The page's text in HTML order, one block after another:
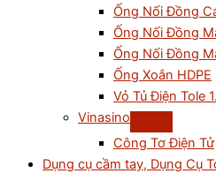
Ống Nối Đồng
Ống Nối Đồng
Ống Nối Đồng
Ống Xoắn HDPE
Vỏ Tủ Điện Tole
Vinasino
Công Tơ Điện Tử
Dụng cụ cầm tay, Dụng Cụ